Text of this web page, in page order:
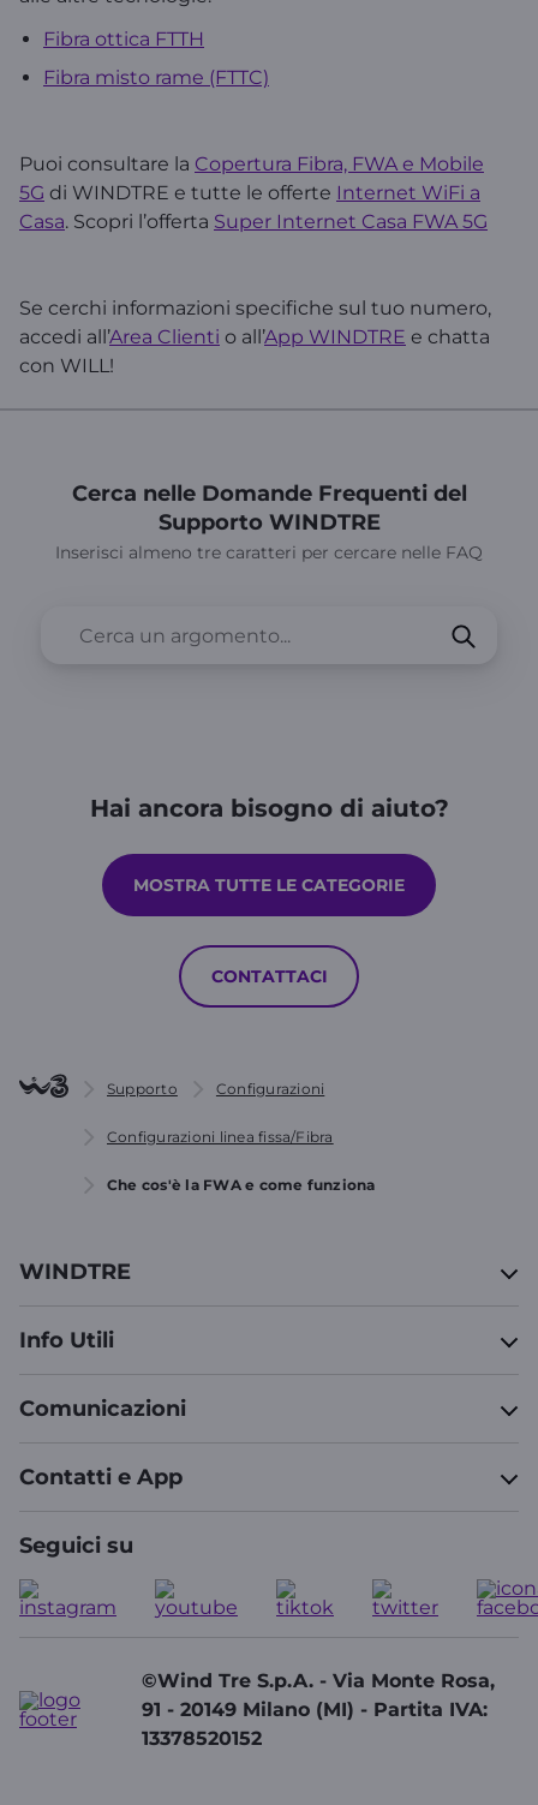
Fibra ottica FTTH
Fibra misto rame (FTTC)
Puoi consultare la Copertura Fibra, FWA e Mobile
5G di WINDTRE e tutte le offerte Internet WiFi a
Casa. Scopri l’offerta Super Internet Casa FWA 5G
Se cerchi informazioni specifiche sul tuo numero,
accedi all’Area Clienti o all’App WINDTRE e chatta
con WILL!
Cerca nelle Domande Frequenti del
Supporto WINDTRE
Inserisci almeno tre caratteri per cercare nelle FAQ
Hai ancora bisogno di aiuto?
MOSTRA TUTTE LE CATEGORIE
CONTATTACI
Supporto Configurazioni
Configurazioni linea fissa/Fibra
Che cos'è la FWA e come funziona
WINDTRE
Info Utili
Comunicazioni
Contatti e App
Seguici su
©Wind Tre S.p.A. - Via Monte Rosa,
91 - 20149 Milano (MI) - Partita IVA:
13378520152